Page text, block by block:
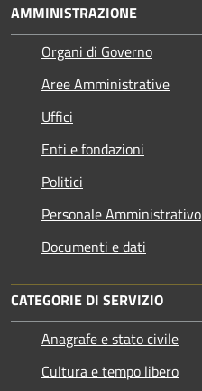
AMMINISTRAZIONE
Organi di Governo
Aree Amministrative
Uffici
Enti e fondazioni
Politici
Personale Amministrativo
Documenti e dati
CATEGORIE DI SERVIZIO
Anagrafe e stato civile
Cultura e tempo libero